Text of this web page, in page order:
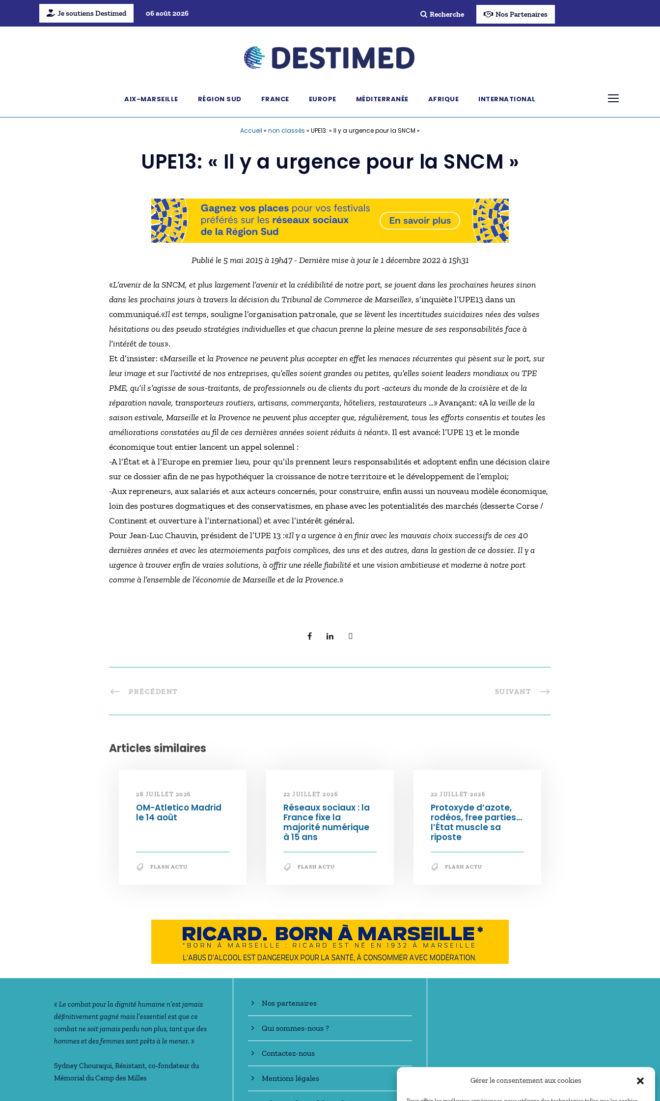
Gérer le consentement aux cookies
Je soutiens Destimed 06 août 2026 Recherche Nos Partenaires
AIX-MARSEILLE RÉGION SUD FRANCE EUROPE MÉDITERRANÉE AFRIQUE INTERNATIONAL
Accueil » non classés » UPE13: « Il y a urgence pour la SNCM »
UPE13: « Il y a urgence pour la SNCM »
Publié le 5 mai 2015 à 19h47 - Dernière mise à jour le 1 décembre 2022 à 15h31
«L’avenir de la SNCM, et plus largement l’avenir et la crédibilité de notre port, se jouent dans les prochaines heures sinon
dans les prochains jours à travers la décision du Tribunal de Commerce de Marseille», s’inquiète l’UPE13 dans un
communiqué.«Il est temps, souligne l’organisation patronale, que se lèvent les incertitudes suicidaires nées des valses
hésitations ou des pseudo stratégies individuelles et que chacun prenne la pleine mesure de ses responsabilités face à
l’intérêt de tous».
Et d’insister: «Marseille et la Provence ne peuvent plus accepter en effet les menaces récurrentes qui pèsent sur le port, sur
leur image et sur l’activité de nos entreprises, qu’elles soient grandes ou petites, qu’elles soient leaders mondiaux ou TPE
PME, qu’il s’agisse de sous-traitants, de professionnels ou de clients du port -acteurs du monde de la croisière et de la
réparation navale, transporteurs routiers, artisans, commerçants, hôteliers, restaurateurs …» Avançant: «A la veille de la
saison estivale, Marseille et la Provence ne peuvent plus accepter que, régulièrement, tous les efforts consentis et toutes les
améliorations constatées au fil de ces dernières années soient réduits à néant». Il est avancé: l’UPE 13 et le monde
économique tout entier lancent un appel solennel :
-A l’État et à l’Europe en premier lieu, pour qu’ils prennent leurs responsabilités et adoptent enfin une décision claire
sur ce dossier afin de ne pas hypothéquer la croissance de notre territoire et le développement de l’emploi;
-Aux repreneurs, aux salariés et aux acteurs concernés, pour construire, enfin aussi un nouveau modèle économique,
loin des postures dogmatiques et des conservatismes, en phase avec les potentialités des marchés (desserte Corse /
Continent et ouverture à l’international) et avec l’intérêt général.
Pour Jean-Luc Chauvin, président de l’UPE 13 :«Il y a urgence à en finir avec les mauvais choix successifs de ces 40
dernières années et avec les atermoiements parfois complices, des uns et des autres, dans la gestion de ce dossier. Il y a
urgence à trouver enfin de vraies solutions, à offrir une réelle fiabilité et une vision ambitieuse et moderne à notre port
comme à l’ensemble de l’économie de Marseille et de la Provence.»
PRÉCÉDENT SUIVANT
Articles similaires
28 JUILLET 2026
OM-Atletico Madrid
le 14 août
FLASH ACTU
22 JUILLET 2026
Réseaux sociaux : la
France fixe la
majorité numérique
à 15 ans
FLASH ACTU
22 JUILLET 2026
Protoxyde d’azote,
rodéos, free parties…
l’État muscle sa
riposte
FLASH ACTU
Notre philosophie
« Le combat pour la dignité humaine n’est jamais
déﬁnitivement gagné mais l’essentiel est que ce
combat ne soit jamais perdu non plus, tant que des
hommes et des femmes sont prêts à le mener. »
Sydney Chouraqui, Résistant, co-fondateur du
Mémorial du Camp des Milles
En savoir +
Nos partenaires
Qui sommes-nous ?
Contactez-nous
Mentions légales